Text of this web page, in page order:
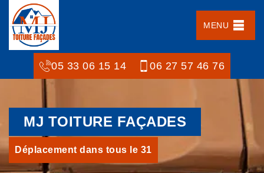
MENU
05 33 06 15 14 06 27 57 46 76
MJ TOITURE FAÇADES
Déplacement dans tous le 31